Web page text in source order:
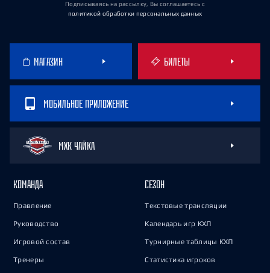
Подписываясь на рассылку, Вы соглашаетесь с
политикой обработки персональных данных
МАГАЗИН БИЛЕТЫ
МОБИЛЬНОЕ ПРИЛОЖЕНИЕ
МХК ЧАЙКА
КОМАНДА
Правление
Руководство
Игровой состав
Тренеры
СЕЗОН
Текстовые трансляции
Календарь игр КХЛ
Турнирные таблицы КХЛ
Статистика игроков